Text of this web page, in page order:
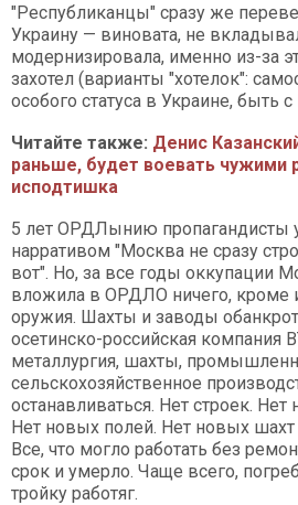
"Республиканцы" сразу же
Украину — виновата, не
модернизировала, именно из-за
захотел (варианты "хотелок":
особого статуса в Украине, быть
Читайте также: Денис
раньше, будет воевать чужими
исподтишка
5 лет ОРДЛынию пропагандисты
нарративом "Москва не сразу
вот". Но, за все годы оккупации
вложила в ОРДЛО ничего, кроме
оружия. Шахты и заводы
осетинско-российская компания
металлургия, шахты,
сельскохозяйственное
останавливаться. Нет строек.
Нет новых полей. Нет новых
Все, что могло работать без
срок и умерло. Чаще всего,
тройку работяг.